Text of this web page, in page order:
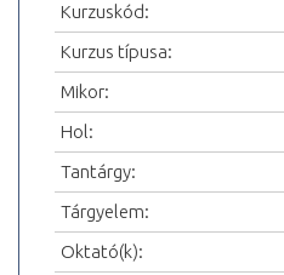
Kurzuskód:
Kurzus típusa:
Mikor:
Hol:
Tantárgy:
Tárgyelem:
Oktató(k):